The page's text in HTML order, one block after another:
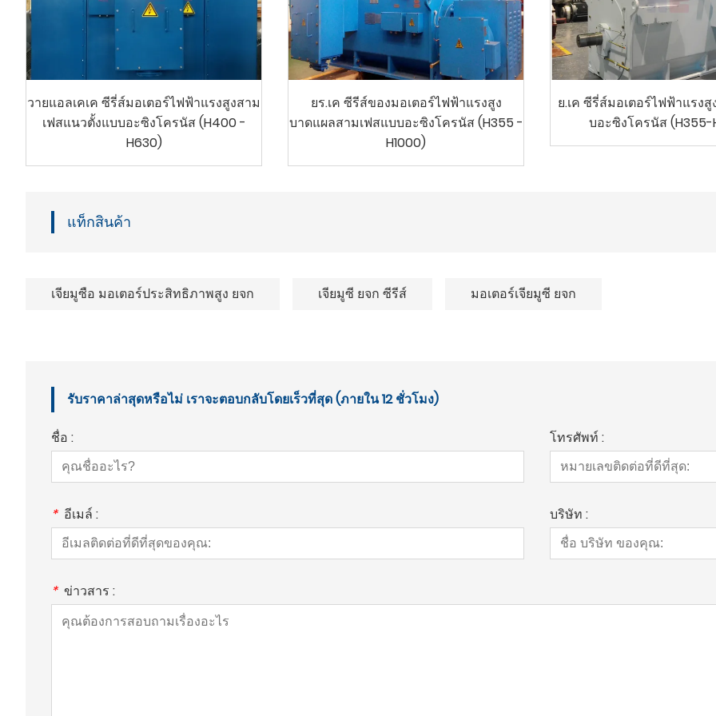
วายแอลเคเค ซีรี่ส์มอเตอร์ไฟฟ้าแรงสูงสาม
เฟสแนวตั้งแบบอะซิงโครนัส (H400 -
H630)
ยร.เค ซีรีส์ของมอเตอร์ไฟฟ้าแรงสูง
บาดแผลสามเฟสแบบอะซิงโครนัส (H355 -
H1000)
ย.เค ซีรี่ส์มอเตอร์ไฟฟ้าแรง
บอะซิงโครนัส (H355-
แท็กสินค้า
เจียมูซือ มอเตอร์ประสิทธิภาพสูง ยจก เจียมูซี ยจก ซีรีส์ มอเตอร์เจียมูซี ยจก
รับราคาล่าสุดหรือไม่ เราจะตอบกลับโดยเร็วที่สุด (ภายใน 12 ชั่วโมง)
ชื่อ : โทรศัพท์ :
* อีเมล์ : บริษัท :
* ข่าวสาร :